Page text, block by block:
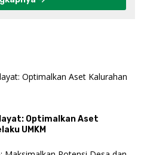
Optimalkan Aset
UMKM